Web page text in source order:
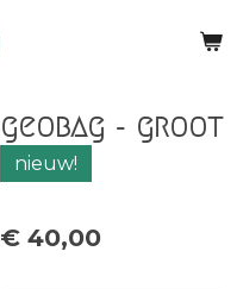
geobag - groot
nieuw!
€ 40,00